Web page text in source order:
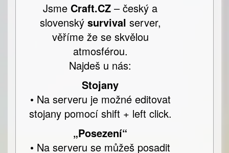
Jsme Craft.CZ – český a
slovenský survival server,
věříme že se skvělou
atmosférou.
Najdeš u nás:
Stojany
• Na serveru je možné editovat
stojany pomocí shift + left click.
„Posezení“
• Na serveru se můžeš posadit